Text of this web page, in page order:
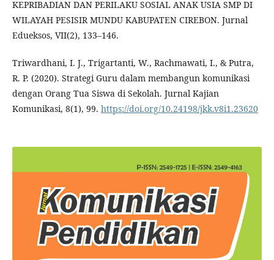
KEPRIBADIAN DAN PERILAKU SOSIAL ANAK USIA SMP DI
WILAYAH PESISIR MUNDU KABUPATEN CIREBON. Jurnal
Edueksos, VII(2), 133–146.
Triwardhani, I. J., Trigartanti, W., Rachmawati, I., & Putra,
R. P. (2020). Strategi Guru dalam membangun komunikasi
dengan Orang Tua Siswa di Sekolah. Jurnal Kajian
Komunikasi, 8(1), 99. https://doi.org/10.24198/jkk.v8i1.23620